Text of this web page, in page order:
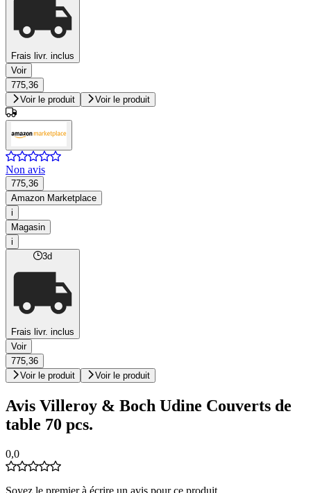
Frais livr. inclus
Voir
775,36
Voir le produit
Voir le produit
Non avis
775,36
Amazon Marketplace
i
Magasin
i
3d
Frais livr. inclus
Voir
775,36
Voir le produit
Voir le produit
Avis Villeroy & Boch Udine Couverts de
table 70 pcs.
0,0
Soyez le premier à écrire un avis pour ce produit